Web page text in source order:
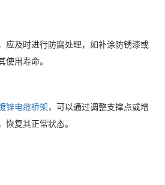
应及时进行防腐处理，如补涂防锈漆或
使用寿命。
锌电缆桥架，可以通过调整支撑点或增
恢复其正常状态。